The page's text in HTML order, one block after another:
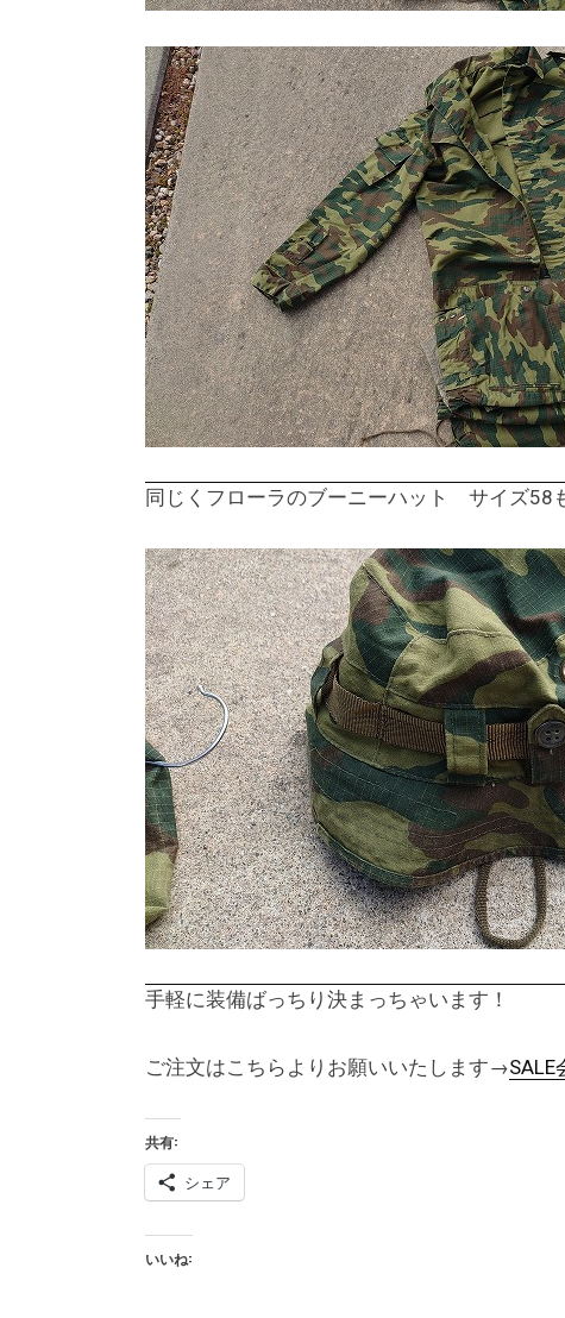
同じくフローラのブーニーハット サイズ58
手軽に装備ばっちり決まっちゃいます！
ご注文はこちらよりお願いいたします→SALE
共有:
シェア
いいね: